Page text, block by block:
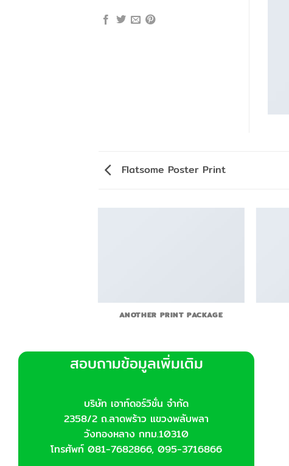
Flatsome Poster Print
ANOTHER PRINT PACKAGE
สอบถามข้อมูลเพิ่มเติม
บริษัท เอาท์ดอร์วิชั่น จำกัด
2358/2 ถ.ลาดพร้าว แขวงพลับพลา
วังทองหลาง กทม.10310
โทรศัพท์ 081-7682866, 095-3716866